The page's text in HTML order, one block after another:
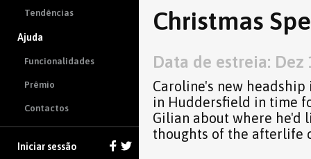
Tendências
Ajuda
Funcionalidades
Prêmio
Contactos
Iniciar sessão
Christmas
Data de estreia: Dez
Caroline's new
in Huddersfield in time
Gilian about where he'd
thoughts of the afterlife